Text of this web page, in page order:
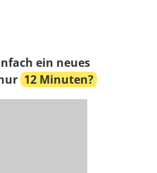
ein neues
12 Minuten?